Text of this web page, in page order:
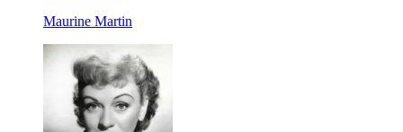
Maurine Martin